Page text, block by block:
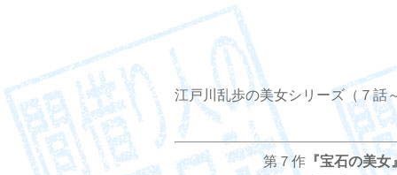
江戸川乱歩の美女シリーズ（７話
第７作『宝石の美女